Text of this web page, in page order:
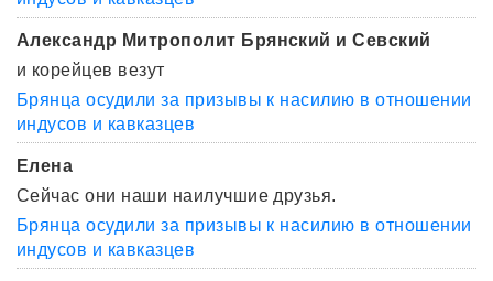
Александр Митрополит Брянский и Севский
и корейцев везут
Брянца осудили за призывы к насилию в отношении
индусов и кавказцев
Елена
Сейчас они наши наилучшие друзья.
Брянца осудили за призывы к насилию в отношении
индусов и кавказцев